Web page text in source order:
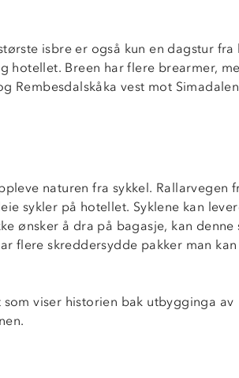
isbre er også kun en dagstur fra
hotellet. Breen har flere brearmer,
Rembesdalskåka vest mot
naturen fra sykkel. Rallarvegen
sykler på hotellet. Syklene kan
ønsker å dra på bagasje, kan denne
flere skreddersydde pakker man
som viser historien bak utbygginga av